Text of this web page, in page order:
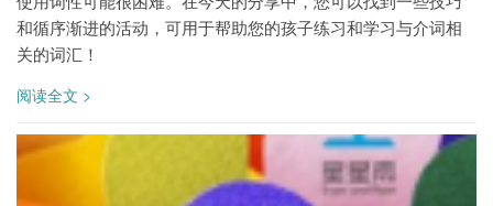
和循序渐进的活动，可用于帮助您的孩子练习和学习与介词相
关的词汇！
阅读全文 >